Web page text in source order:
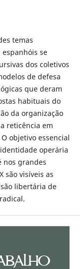
temas
se
dos coletivos
de defesa
que deram
habituais do
da organização
reticência em
objetivo essencial
operária
nos grandes
são visíveis as
libertária de